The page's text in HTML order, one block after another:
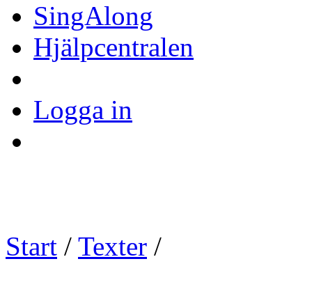
SingAlong
Hjälpcentralen
Logga in
Start / Texter /